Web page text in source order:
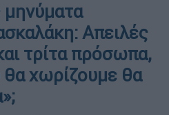
Απειλές
τρίτα πρόσωπα,
χωρίζουμε θα